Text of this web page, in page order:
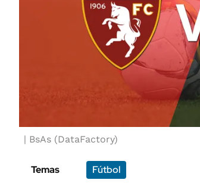
BsAs (DataFactory)
Temas Fútbol